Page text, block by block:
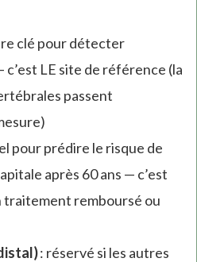
clé pour détecter
c’est LE site de référence (la
passent
pour prédire le risque de
après 60 ans — c’est
traitement remboursé ou
: réservé si les autres